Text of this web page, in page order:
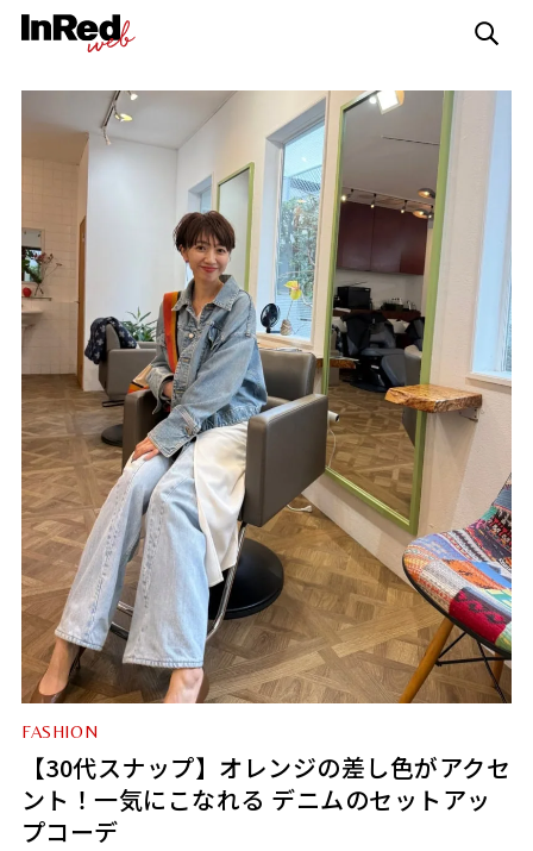
FASHION
【30代スナップ】オレンジの差し色がアクセ
ント！一気にこなれる デニムのセットアッ
プコーデ